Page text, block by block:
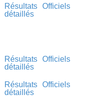
Résultats
détaillés
Officiels
Résultats
détaillés
Officiels
Résultats
détaillés
Officiels